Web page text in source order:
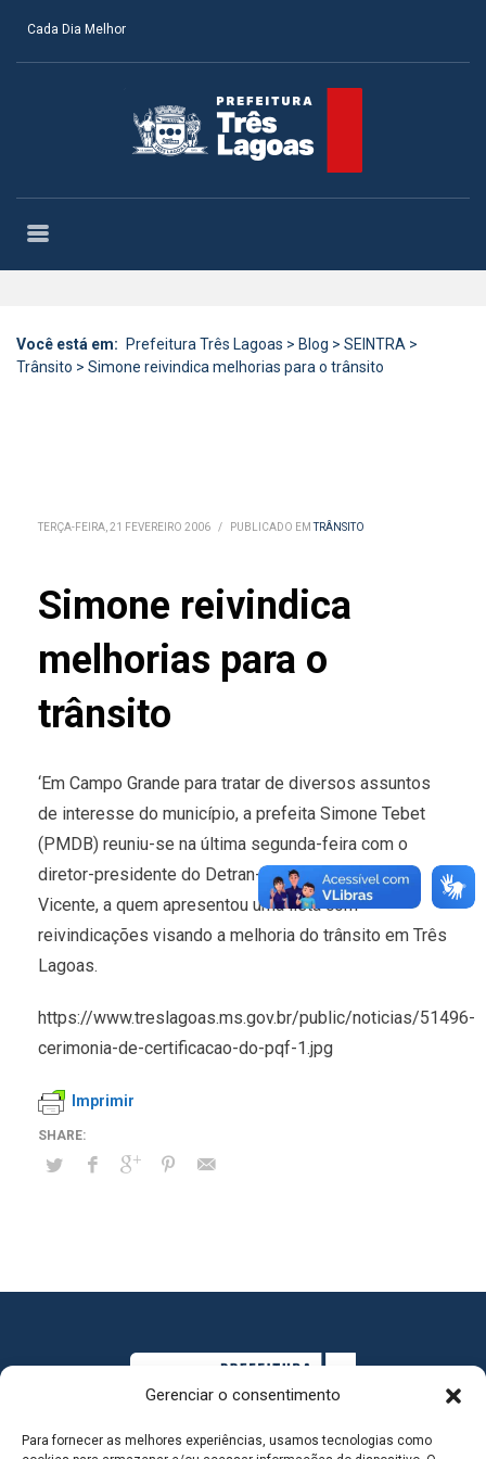
Gerenciar o consentimento
Para fornecer as melhores experiências, usamos tecnologias como
Cada Dia Melhor
Você está em: Prefeitura Três Lagoas > Blog > SEINTRA >
Trânsito > Simone reivindica melhorias para o trânsito
TERÇA-FEIRA, 21 FEVEREIRO 2006 / PUBLICADO EMTRÂNSITO
Simone reivindica
melhorias para o
trânsito
‘Em Campo Grande para tratar de diversos assuntos
de interesse do município, a prefeita Simone Tebet
(PMDB) reuniu-se na última segunda-feira com o
diretor-presidente do Detran-MS, Gilberto Tadeu
Vicente, a quem apresentou uma lista com
reivindicações visando a melhoria do trânsito em Três
Lagoas.
https://www.treslagoas.ms.gov.br/public/noticias/51496-
cerimonia-de-certificacao-do-pqf-1.jpg
Imprimir